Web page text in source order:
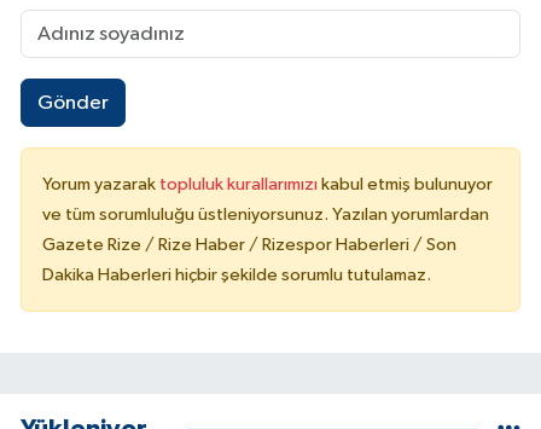
Gönder
Yorum yazarak topluluk kurallarımızı kabul etmiş bulunuyor
ve tüm sorumluluğu üstleniyorsunuz. Yazılan yorumlardan
Gazete Rize / Rize Haber / Rizespor Haberleri / Son
Dakika Haberleri hiçbir şekilde sorumlu tutulamaz.